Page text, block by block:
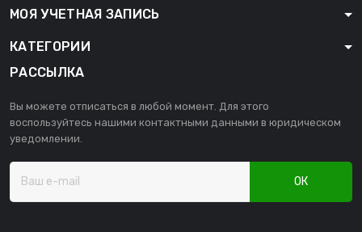
МОЯ УЧЕТНАЯ ЗАПИСЬ
КАТЕГОРИИ
РАССЫЛКА
Вы можете отписаться в любой момент. Для этого
воспользуйтесь нашими контактными данными в юридическом
уведомлении.
ОК